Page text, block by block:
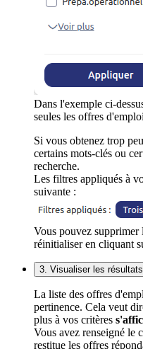
Dans l'exemple ci-
seules les offres
Si vous obtenez trop
certains mots-clés ou
recherche.
Les filtres appliqués à
suivante :
Vous pouvez
réinitialiser en cliquant
3. Visualiser les
La liste des offres
pertinence. Cela veut
plus à vos critères
Vous avez renseigné le
restitue les offres